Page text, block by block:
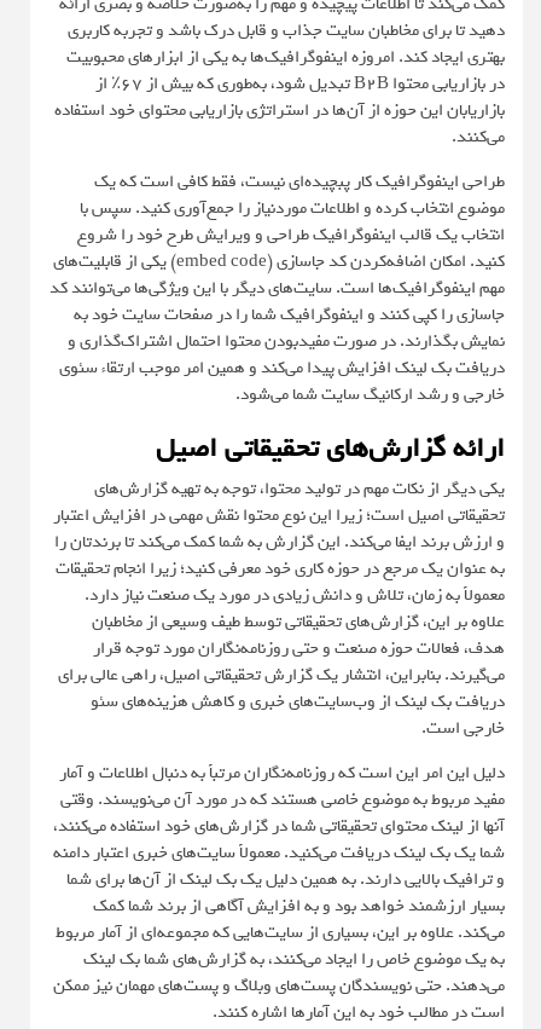
دهید تا برای مخاطبان سایت جذاب و قابل درک باشد و تجربه کاربری
بهتری ایجاد کند. امروزه اینفوگرافیک‌ها به یکی از ابزارهای محبوبیت
در بازاریابی محتوا B2B تبدیل شود، به‌طوری که بیش از ۶۷٪ از
بازاریابان این حوزه از آن‌ها در استراتژی بازاریابی محتوای خود استفاده
می‌کنند.
طراحی اینفوگرافیک کار پبچیده‌ای نیست، فقط کافی است که یک
موضوع انتخاب کرده و اطلاعات موردنیاز را جمع‌آوری کنید‌. سپس با
انتخاب یک قالب اینفوگرافیک طراحی و ویرایش طرح خود را شروع
کنید. امکان اضافه‌کردن کد جاسازی (embed code) یکی از قابلیت‌های
مهم اینفوگرافیک‌ها است‌. سایت‌های دیگر با این ویژگی‌ها می‌توانند کد
جاسازی را کپی کنند و اینفوگرافیک شما را در صفحات سایت خود به
نمایش بگذارند. در صورت مفیدبودن محتوا احتمال اشتراک‌گذاری و
دریافت بک‌ لینک افزایش پیدا می‌کند و همین امر موجب ارتقاء سئوی
خارجی و رشد ارکانیگ سایت شما می‌شود.
ارائه گزارش‌های تحقیقاتی اصیل
یکی دیگر از نکات مهم در تولید محتوا، توجه به تهیه گزارش‌های
تحقیقاتی اصیل است؛ زیرا این نوع محتوا نقش مهمی در افزایش اعتبار
و ارزش برند ایفا می‌کند. این گزارش به شما کمک می‌کند تا برندتان را
به عنوان یک مرجع در حوزه کاری خود معرفی کنید؛ زیرا انجام تحقیقات
معمولاً به زمان، تلاش و دانش زیادی در مورد یک صنعت نیاز دارد.
علاوه بر این، گزارش‌های تحقیقاتی توسط طیف وسیعی از مخاطبان
هدف، فعالات حوزه صنعت و حتی روزنامه‌نگاران مورد توجه قرار
می‌گیرند. بنابراین، انتشار یک گزارش تحقیقاتی اصیل، راهی عالی برای
دریافت بک ‌لینک از وب‌سایت‌های خبری و کاهش هزینه‌های سئو
خارجی است.
دلیل این امر این است که روزنامه‌نگاران مرتباً به دنبال اطلاعات و آمار
مفید مربوط به موضوع خاصی هستند که در مورد آن می‌نویسند. وقتی
آنها از لینک محتوای تحقیقاتی شما در گزارش‌های خود استفاده می‌کنند،
شما یک بک‌ لینک دریافت می‌کنید. معمولاً سایت‌های خبری اعتبار دامنه
و ترافیک بالایی دارند. به همین دلیل یک بک ‌لینک از آن‌ها برای شما
بسیار ارزشمند خواهد بود و به افزایش آگاهی از برند شما کمک
می‌کند. علاوه بر این، بسیاری از سایت‌هایی که مجموعه‌ای از آمار مربوط
به یک موضوع خاص را ایجاد می‌کنند، به گزارش‌های شما بک ‌لینک
می‌دهند. حتی نویسندگان پست‌های وبلاگ و پست‌های مهمان نیز ممکن
است در مطالب خود به این آمارها اشاره کنند.